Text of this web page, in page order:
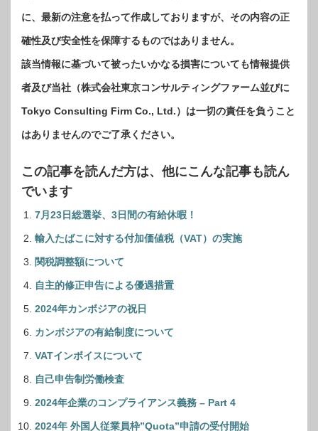
に、最新の注意を払って作成しておりますが、その内容の正
確性及び安全性を保障するものではありません。
該当情報に基づいて被ったいかなる損害についても情報提供
者及び当社（株式会社東京コンサルティングファーム並びに
Tokyo Consulting Firm Co., Ltd.）は一切の責任を負うこと
はありませんのでご了承ください。
この記事を読んだ方は、他にこんな記事も読ん
でいます
7月23日総選挙、3日間の有給休暇！
輸入たばこに対する付加価値税（VAT）の実施
関税調整額について
自主的修正申告による優遇措置
2024年カンボジアの祝日
カンボジアの有給制度について
VATインボイスについて
自己申告制労働検査
2024年企業のコンプライアンス義務 – Part 4
2024年 外国人従業員枠”Quota”申請の受付開始